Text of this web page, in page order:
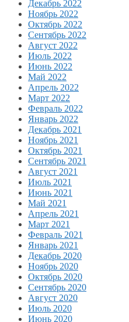
Декабрь 2022
Ноябрь 2022
Октябрь 2022
Сентябрь 2022
Август 2022
Июль 2022
Июнь 2022
Май 2022
Апрель 2022
Март 2022
Февраль 2022
Январь 2022
Декабрь 2021
Ноябрь 2021
Октябрь 2021
Сентябрь 2021
Август 2021
Июль 2021
Июнь 2021
Май 2021
Апрель 2021
Март 2021
Февраль 2021
Январь 2021
Декабрь 2020
Ноябрь 2020
Октябрь 2020
Сентябрь 2020
Август 2020
Июль 2020
Июнь 2020